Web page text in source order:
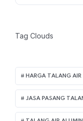
Tag Clouds
HARGA TALANG AIR
JASA PASANG